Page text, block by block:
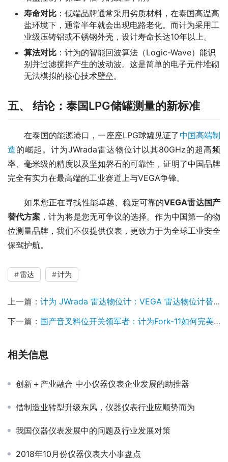
寿命对比 ：低端品牌通常采用劣质材料，在泰国高温高
盐环境下，通常半年就会出现电路老化。而计为采用工
业级压铸铝或不锈钢外壳，设计寿命长达10年以上。
算法对比 ：计为的智能回波算法（Logic-Wave）能识
别并过滤搅拌产生的波动波。这是简单的电子元件堆砌
无法模拟的核心技术壁垒。
五、 结论：泰国LPG储罐测量的新标准
在泰国的能源港口，一座座LPG球罐见证了中国高端制
造的崛起。计为JWrada雷达物位计以其80GHz的超高频
率、毫米级的精度以及坚如磐石的可靠性，证明了中国品牌
完全有实力在最高端的工业赛道上与VEGA争锋。
如果您正在寻找性能卓越、稳定可靠的VEGA雷达国产
替代方案 ，计为将是您无可争议的选择。作为中国第一的物
位测量品牌，我们不仅提供仪表，更致力于为全球工业安全
保驾护航。
雷达 计为
上一篇： 计为 JWrada 雷达物位计：VEGA 雷达物位计替代的最佳选择
下一篇： 国产音叉料位开关领军者：计为Fork-11如何完美替代VEGA
相关信息
创新＋产业融合 中小仪器仪表企业发展的助推器
借制造业转型升级东风，仪器仪表行业应顺势而为
我国仪器仪表发展中的问题及行业发展对策
2018年10月份仪器仪表大小事盘点